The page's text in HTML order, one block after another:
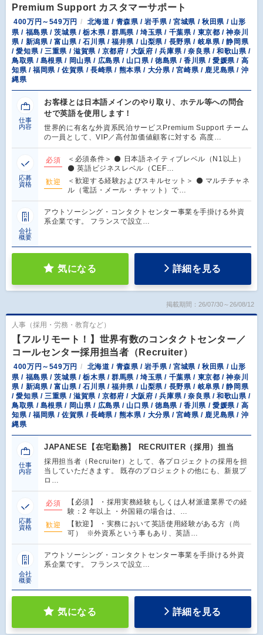
Premium Support カスタマーサポート
400万円～549万円
北海道 / 青森県 / 岩手県 / 宮城県 / 秋田県 / 山形
県 / 福島県 / 茨城県 / 栃木県 / 群馬県 / 埼玉県 / 千葉県 / 東京都 / 神奈川
県 / 新潟県 / 富山県 / 石川県 / 福井県 / 山梨県 / 長野県 / 岐阜県 / 静岡県
/ 愛知県 / 三重県 / 滋賀県 / 京都府 / 大阪府 / 兵庫県 / 奈良県 / 和歌山県 /
鳥取県 / 島根県 / 岡山県 / 広島県 / 山口県 / 徳島県 / 香川県 / 愛媛県 / 高
知県 / 福岡県 / 佐賀県 / 長崎県 / 熊本県 / 大分県 / 宮崎県 / 鹿児島県 / 沖
縄県
仕事
内容
お客様とは日本語メインのやり取り、ホテル等への問合
せで英語を使用します！
世界的に有名な外資系民泊サービスPremium Support チーム
の一員として、VIP／高付加価値顧客に対する 高度…
応募
資格
必須
＜必須条件＞ ⚫ 日本語ネイティブレベル（N1以上）
⚫ 英語ビジネスレベル（CEF…
歓迎
＜歓迎する経験およびスキルセット＞ ⚫ マルチチャネ
ル（電話・メール・チャット）で…
会社
概要
アウトソーシング・コンタクトセンター事業を手掛ける外資
系企業です。 フランスで設立…
気になる 詳細を見る
掲載期間：26/07/30～26/08/12
人事（採用・労務・教育など）
【フルリモート！】世界有数のコンタクトセンター／
コールセンター採用担当者（Recruiter）
400万円～549万円
北海道 / 青森県 / 岩手県 / 宮城県 / 秋田県 / 山形
県 / 福島県 / 茨城県 / 栃木県 / 群馬県 / 埼玉県 / 千葉県 / 東京都 / 神奈川
県 / 新潟県 / 富山県 / 石川県 / 福井県 / 山梨県 / 長野県 / 岐阜県 / 静岡県
/ 愛知県 / 三重県 / 滋賀県 / 京都府 / 大阪府 / 兵庫県 / 奈良県 / 和歌山県 /
鳥取県 / 島根県 / 岡山県 / 広島県 / 山口県 / 徳島県 / 香川県 / 愛媛県 / 高
知県 / 福岡県 / 佐賀県 / 長崎県 / 熊本県 / 大分県 / 宮崎県 / 鹿児島県 / 沖
縄県
仕事
内容
JAPANESE【在宅勤務】 RECRUITER（採用）担当
採用担当者（Recruiter）として、各プロジェクトの採用を担
当していただきます。 既存のプロジェクトの他にも、新規プ
ロ…
応募
資格
必須
【必須】 ・採用実務経験もしくは人材派遣業界での経
験：2 年以上 ・外国籍の場合は、…
歓迎
【歓迎】 ・実務において英語使用経験がある方（尚
可） ※外資系という事もあり、英語…
会社
概要
アウトソーシング・コンタクトセンター事業を手掛ける外資
系企業です。 フランスで設立…
気になる 詳細を見る